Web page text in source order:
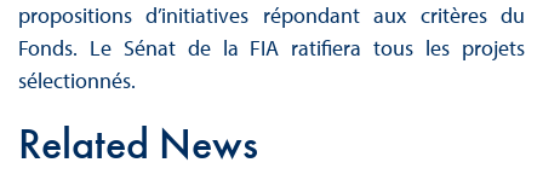
propositions d’initiatives répondant aux critères du
Fonds. Le Sénat de la FIA ratifiera tous les projets
sélectionnés.
Related News